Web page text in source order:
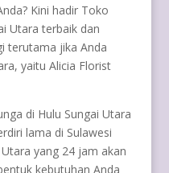
Kini hadir Toko
Utara terbaik dan
terutama jika Anda
yaitu Alicia Florist
di Hulu Sungai Utara
lama di Sulawesi
yang 24 jam akan
kebutuhan Anda